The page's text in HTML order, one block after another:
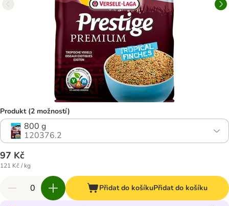
Produkt (2 možností)
800 g
120376.2
97 Kč
121 Kč / kg
Přidat do košíkuPřidat do košíku